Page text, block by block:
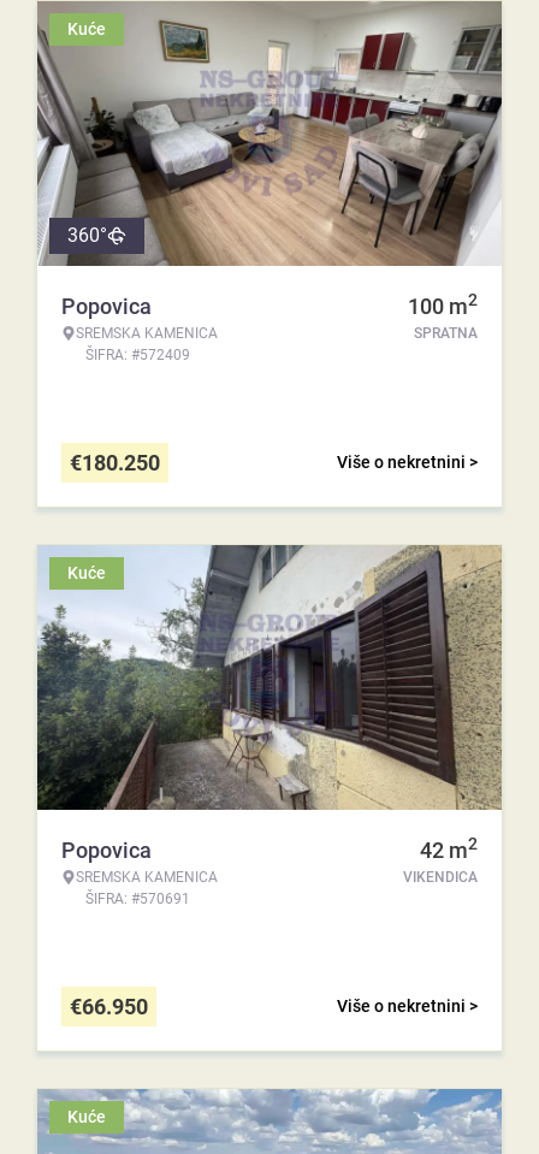
Kuće
360°
Popovica
SREMSKA KAMENICA
ŠIFRA: #572409
100 m2
SPRATNA
Više o nekretnini >
€180.250
Kuće
Popovica
SREMSKA KAMENICA
ŠIFRA: #570691
42 m2
VIKENDICA
Više o nekretnini >
€66.950
Kuće